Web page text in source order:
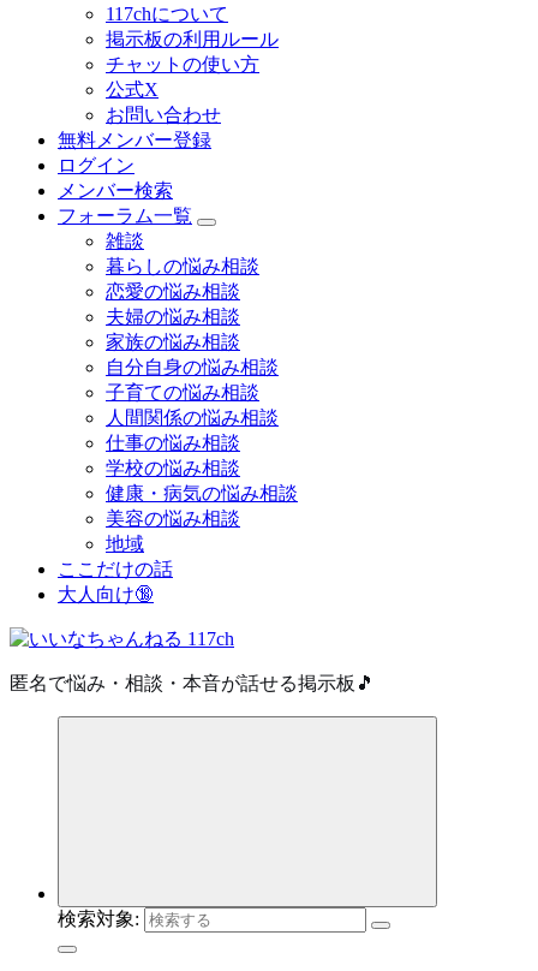
117chについて
掲示板の利用ルール
チャットの使い方
公式X
お問い合わせ
無料メンバー登録
ログイン
メンバー検索
フォーラム一覧
雑談
暮らしの悩み相談
恋愛の悩み相談
夫婦の悩み相談
家族の悩み相談
自分自身の悩み相談
子育ての悩み相談
人間関係の悩み相談
仕事の悩み相談
学校の悩み相談
健康・病気の悩み相談
美容の悩み相談
地域
ここだけの話
大人向け🔞
匿名で悩み・相談・本音が話せる掲示板🎵
検索対象: